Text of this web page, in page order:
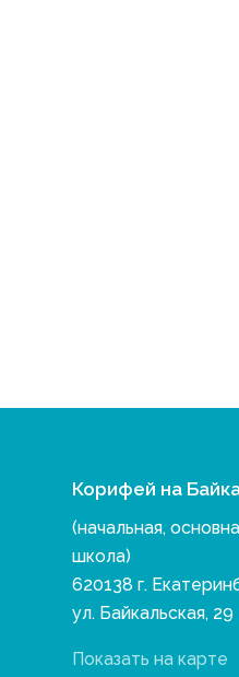
Корифей на
(начальная,
школа)
620138 г.
ул. Байкальская, 29
Показать на карте